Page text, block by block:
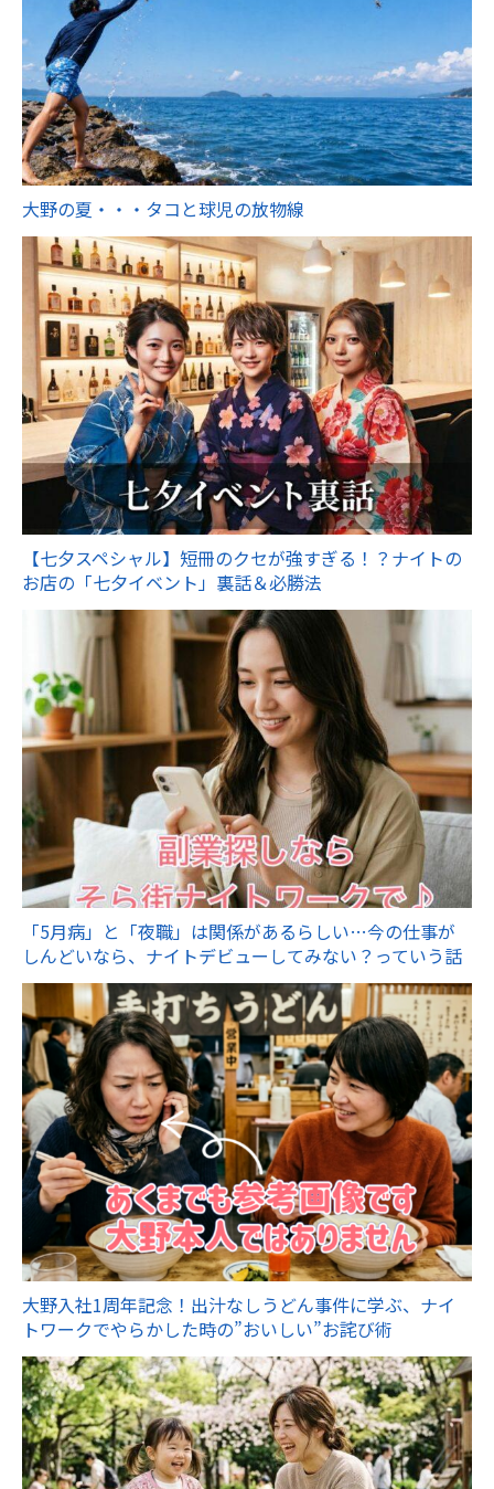
大野の夏・・・タコと球児の放物線
【七夕スペシャル】短冊のクセが強すぎる！？ナイトの
お店の「七夕イベント」裏話＆必勝法
「5月病」と「夜職」は関係があるらしい…今の仕事が
しんどいなら、ナイトデビューしてみない？っていう話
大野入社1周年記念！出汁なしうどん事件に学ぶ、ナイ
トワークでやらかした時の”おいしい”お詫び術